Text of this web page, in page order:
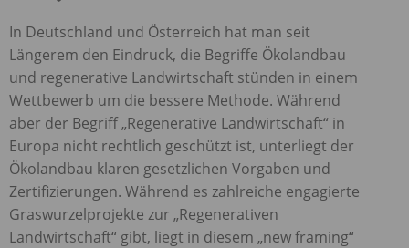
In Deutschland und Österreich hat man seit
Längerem den Eindruck, die Begriffe Ökolandbau
und regenerative Landwirtschaft stünden in einem
Wettbewerb um die bessere Methode. Während
aber der Begriff „Regenerative Landwirtschaft“ in
Europa nicht rechtlich geschützt ist, unterliegt der
Ökolandbau klaren gesetzlichen Vorgaben und
Zertifizierungen. Während es zahlreiche engagierte
Graswurzelprojekte zur „Regenerativen
Landwirtschaft“ gibt, liegt in diesem „new framing“